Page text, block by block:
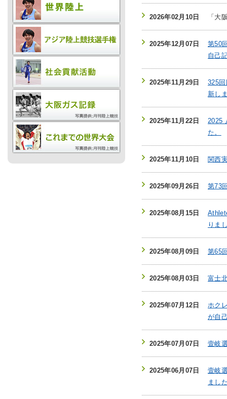
業務
2026年02月10日 「大
2025年12月07日
第50
自己
2025年11月29日
325
新し
2025年11月22日
2025
た。
2025年11月10日 関西
2025年09月26日 第73
2025年08月15日
りま
2025年08月09日 第65
2025年08月03日 富士
2025年07月12日
ホク
が自
2025年07月07日 壹岐
2025年06月07日
壹岐
まし